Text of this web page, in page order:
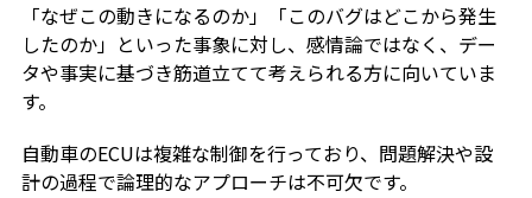
「なぜこの動きになるのか」「このバグはどこから発生
したのか」といった事象に対し、感情論ではなく、デー
タや事実に基づき筋道立てて考えられる方に向いていま
す。
自動車のECUは複雑な制御を行っており、問題解決や設
計の過程で論理的なアプローチは不可欠です。